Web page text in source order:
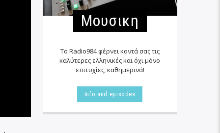
Μουσικη
Το Radio984 φέρνει κοντά σας τις
καλύτερες ελληνικές και όχι μόνο
επιτυχίες, καθημερινά!
Info and episodes